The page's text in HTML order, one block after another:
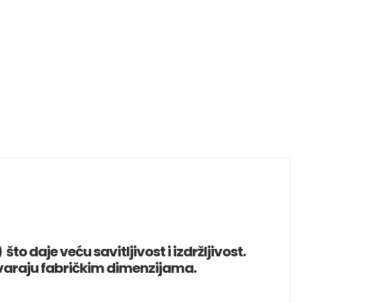
daje veću savitljivost i izdržljivost.
fabričkim dimenzijama.